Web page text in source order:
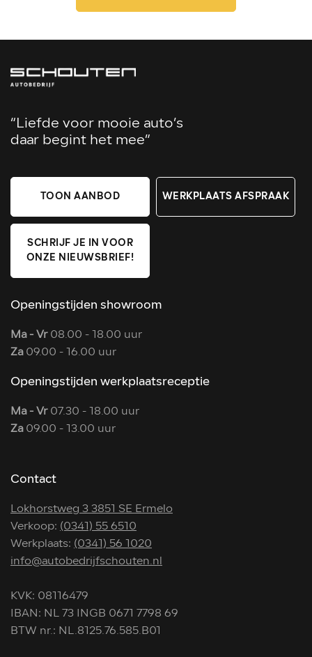
“Liefde voor mooie auto’s
daar begint het mee”
TOON AANBOD WERKPLAATS AFSPRAAK
SCHRIJF JE IN VOOR
ONZE NIEUWSBRIEF!
Openingstijden showroom
Ma - Vr 08.00 - 18.00 uur
Za 09.00 - 16.00 uur
Openingstijden werkplaatsreceptie
Ma - Vr 07.30 - 18.00 uur
Za 09.00 - 13.00 uur
Contact
Lokhorstweg 3 3851 SE Ermelo
Verkoop: (0341) 55 6510
Werkplaats: (0341) 56 1020
info@autobedrijfschouten.nl
KVK: 08116479
IBAN: NL 73 INGB 0671 7798 69
BTW nr.: NL.8125.76.585.B01